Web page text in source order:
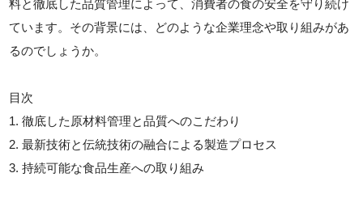
料と徹底した品質管理によって、消費者の食の安全を守り続け
ています。その背景には、どのような企業理念や取り組みがあ
るのでしょうか。
目次
1. 徹底した原材料管理と品質へのこだわり
2. 最新技術と伝統技術の融合による製造プロセス
3. 持続可能な食品生産への取り組み